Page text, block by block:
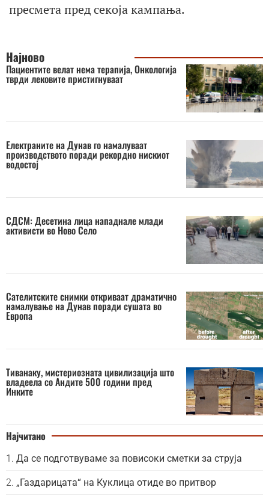
пресмета пред секоја кампања.
Најново
Пациентите велат нема терапија, Онкологија
тврди лековите пристигнуваат
Електраните на Дунав го намалуваат
производството поради рекордно нискиот
водостој
СДСМ: Десетина лица нападнале млади
активисти во Ново Село
Сателитските снимки откриваат драматично
намалување на Дунав поради сушата во
Европа
Тиванаку, мистериозната цивилизација што
владеела со Андите 500 години пред
Инките
Најчитано
Да се подготвуваме за повисоки сметки за струја
„Газдарицата“ на Куклица отиде во притвор